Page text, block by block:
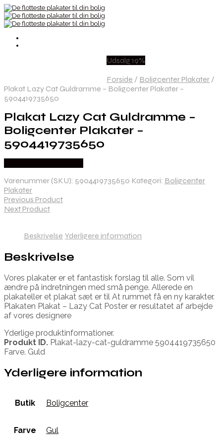
Udsalg 19%
Forside / Boligcenter Plakater /
Plakat Lazy Cat Guldramme – Boligcenter Plakater –
5904419735650
Plakat Lazy Cat Guldramme –
Boligcenter Plakater –
5904419735650
Varenummer (SKU): 5904419735650 Kategori: Boligcenter
Plakater
Previous Product
Next Product
Beskrivelse Yderligere information
Beskrivelse
Vores plakater er et fantastisk forslag til alle. Som vil
ændre på indretningen med små penge. Allerede en
plakateller et plakat sæt er til At rummet få en ny karakter.
Plakaten Plakat – Lazy Cat Poster er resultatet af arbejde
af vores designere
Yderlige produktinformationer.
Produkt ID. Plakat-lazy-cat-guldramme 5904419735650
Farve. Guld
Yderligere information
Butik Boligcenter
Farve Gul